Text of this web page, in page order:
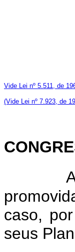
Vide Lei nº 5.511, de
(Vide Lei nº 7.923, de
caso,
seus